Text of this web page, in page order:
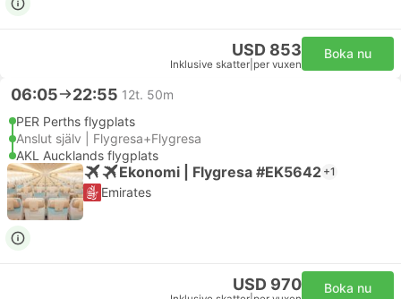
USD 853
Inklusive skatter per vuxen
Boka nu
06:05 22:55 12t. 50m
PER Perths flygplats
Anslut själv | Flygresa+Flygresa
AKL Aucklands flygplats
Ekonomi | Flygresa #EK5642 +1
Emirates
USD 970 Boka nu